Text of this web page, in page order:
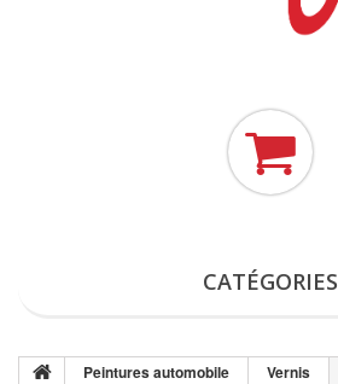
CATÉGORIES
Peintures automobile Vernis